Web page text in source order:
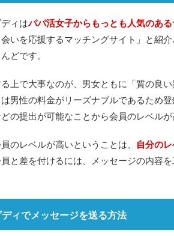
ィはパパ活女子からもっとも人気のあ
会いを応援するマッチングサイト」と紹
どです。
上で大事なのが、男女ともに「質の良
男性の料金がリーズナブルであるため
の提出が可能なことから会員のレベルが
のレベルが高いということは、 自分の
と差を付けるには、メッセージの内容を
ィでメッセージを送る方法